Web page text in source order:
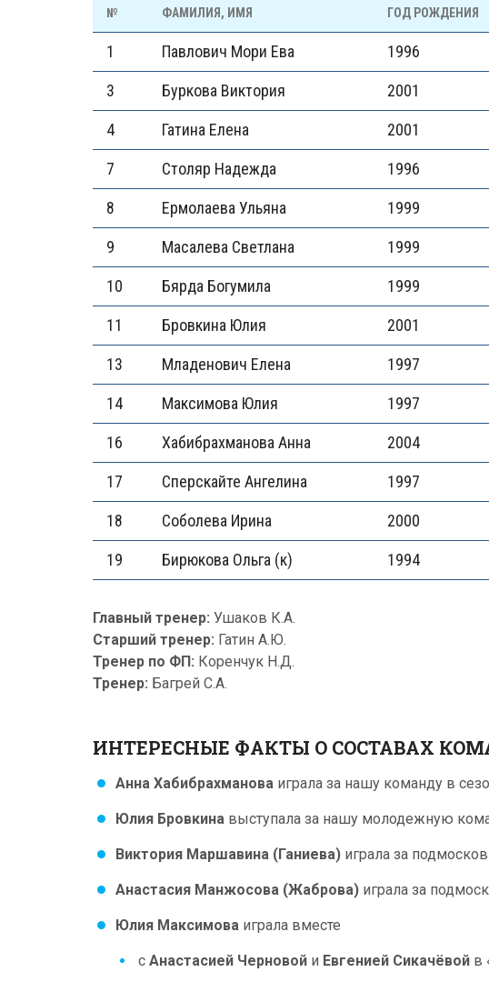
№ ФАМИЛИЯ, ИМЯ ГОД РОЖДЕНИЯ
1 Павлович Мори Ева 1996
3 Буркова Виктория 2001
4 Гатина Елена 2001
7 Столяр Надежда 1996
8 Ермолаева Ульяна 1999
9 Масалева Светлана 1999
10 Бярда Богумила 1999
11 Бровкина Юлия 2001
13 Младенович Елена 1997
14 Максимова Юлия 1997
16 Хабибрахманова Анна 2004
17 Сперскайте Ангелина 1997
18 Соболева Ирина 2000
19 Бирюкова Ольга (к) 1994
Главный тренер: Ушаков К.А.
Старший тренер: Гатин А.Ю.
Тренер по ФП: Коренчук Н.Д.
Тренер: Багрей С.А.
ИНТЕРЕСНЫЕ ФАКТЫ О СОСТАВАХ
Анна Хабибрахманова играла за нашу команду в
Юлия Бровкина выступала за нашу молодежную
Виктория Маршавина (Ганиева) играла за
Анастасия Манжосова (Жаброва) играла за
Юлия Максимова играла вместе
с Анастасией Черновой и Евгенией Сикачёвой в